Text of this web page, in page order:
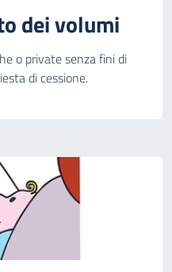
dei volumi
o private senza fini di
di cessione.